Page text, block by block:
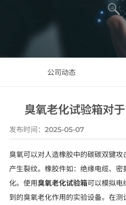
公司动态
臭氧老化试验箱对
发布时间： 2025-05-07
臭氧可以对人造橡胶中的碳碳双键
产生裂纹。橡胶件如：绝缘电缆、
化。使用臭氧老化试验箱可以模拟电
到的臭氧老化作用的实验设备。在